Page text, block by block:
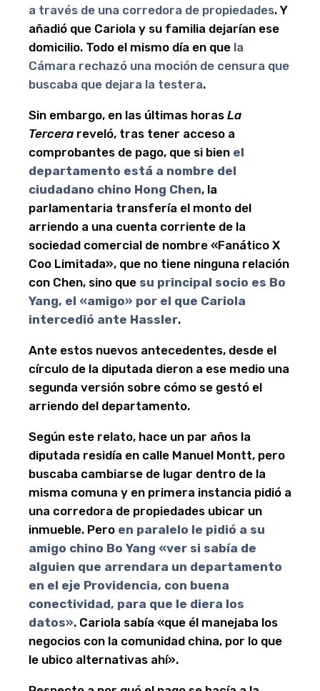
a través de una corredora de propiedades. Y
añadió que Cariola y su familia dejarían ese
domicilio. Todo el mismo día en que la
Cámara rechazó una moción de censura que
buscaba que dejara la testera.
Sin embargo, en las últimas horas La
Tercera reveló, tras tener acceso a
comprobantes de pago, que si bien el
departamento está a nombre del
ciudadano chino Hong Chen, la
parlamentaria transfería el monto del
arriendo a una cuenta corriente de la
sociedad comercial de nombre «Fanático X
Coo Limitada», que no tiene ninguna relación
con Chen, sino que su principal socio es Bo
Yang, el «amigo» por el que Cariola
intercedió ante Hassler.
Ante estos nuevos antecedentes, desde el
círculo de la diputada dieron a ese medio una
segunda versión sobre cómo se gestó el
arriendo del departamento.
Según este relato, hace un par años la
diputada residía en calle Manuel Montt, pero
buscaba cambiarse de lugar dentro de la
misma comuna y en primera instancia pidió a
una corredora de propiedades ubicar un
inmueble. Pero en paralelo le pidió a su
amigo chino Bo Yang «ver si sabía de
alguien que arrendara un departamento
en el eje Providencia, con buena
conectividad, para que le diera los
datos». Cariola sabía «que él manejaba los
negocios con la comunidad china, por lo que
le ubico alternativas ahí».